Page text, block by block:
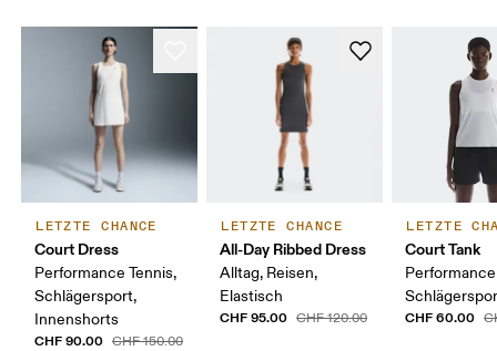
LETZTE CHANCE
Court Dress
Performance Tennis,
Schlägersport,
Innenshorts
CHF 90.00 CHF 150.00
LETZTE CHANCE
All-Day Ribbed Dress
Alltag, Reisen,
Elastisch
CHF 95.00 CHF 120.00
LETZTE
Court Tank
CHF 60.00